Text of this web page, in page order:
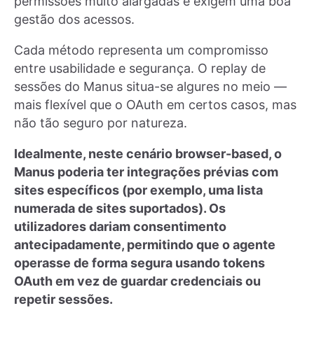
gestão dos acessos.
Cada método representa um compromisso
entre usabilidade e segurança. O replay de
sessões do Manus situa-se algures no meio —
mais flexível que o OAuth em certos casos, mas
não tão seguro por natureza.
Idealmente, neste cenário browser-based, o
Manus poderia ter integrações prévias com
sites específicos (por exemplo, uma lista
numerada de sites suportados). Os
utilizadores dariam consentimento
antecipadamente, permitindo que o agente
operasse de forma segura usando tokens
OAuth em vez de guardar credenciais ou
repetir sessões.